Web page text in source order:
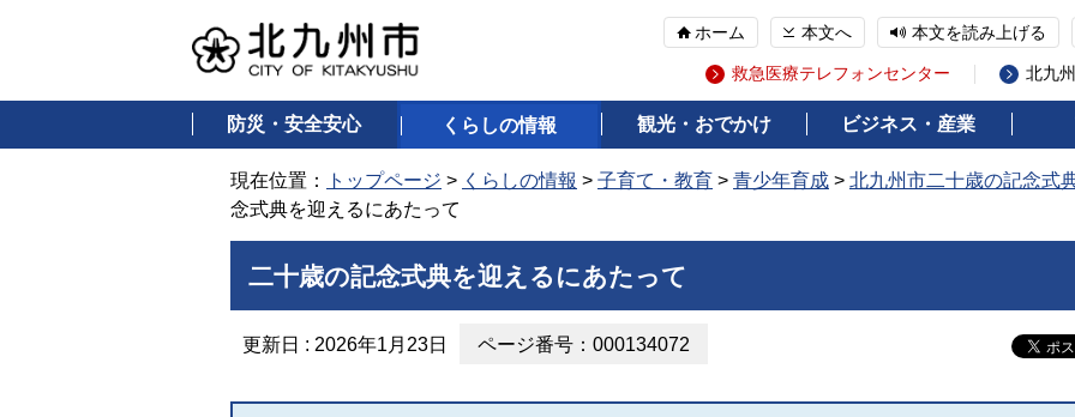
ホーム 本文へ 本文を読み上げる
救急医療テレフォンセンター 北九
防災・安全安心 くらしの情報 観光・おでかけ ビジネス・産業
現在位置： トップページ > くらしの情報 > 子育て・教育 > 青少年育成 > 北九州市二十歳の記念式
念式典を迎えるにあたって
二十歳の記念式典を迎えるにあたって
更新日 : 2026年1月23日 ページ番号：000134072